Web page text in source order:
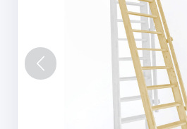
Vorige